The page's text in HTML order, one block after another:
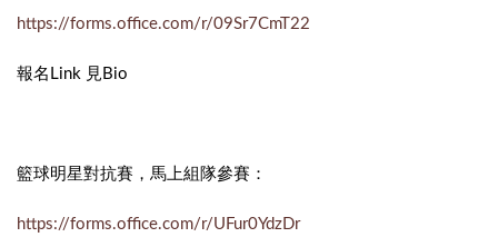
https://forms.office.com/r/09Sr7CmT22
報名Link 見Bio
籃球明星對抗賽，馬上組隊參賽：
https://forms.office.com/r/UFur0YdzDr